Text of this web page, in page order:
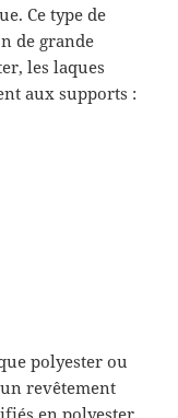
Ce type de
de grande
les laques
aux supports :
polyester ou
revêtement
en polyester.